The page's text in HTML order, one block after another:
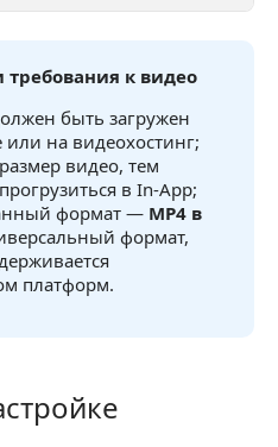
к видео
быть загружен
на видеохостинг;
видео, тем
в In-App;
формат — MP4 в
формат,
платформ.